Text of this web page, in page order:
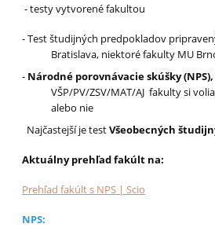
- testy vytvorené fakultou
- Test študijných predpokladov
Bratislava, niektoré fakulty MU
- Národné porovnávacie skúšky (NPS),
VŠP/PV/ZSV/MAT/AJ fakulty si
alebo nie
Najčastejší je testVšeobecných
Aktuálny prehľad fakúlt na:
Prehľad fakúlt s NPS | Scio
NPS: